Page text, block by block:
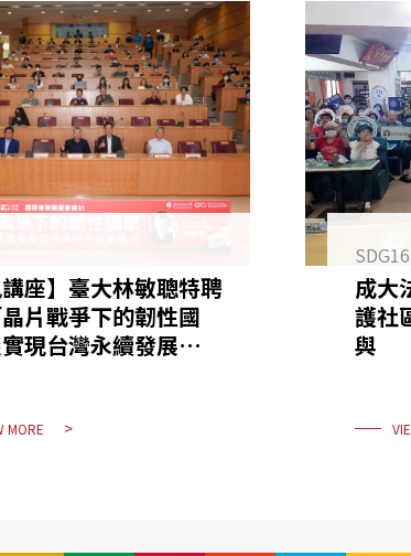
講座】臺大林敏聰特聘
片戰爭下的韌性國
現台灣永續發展與韌
MORE
SDG16
成大
護社
與